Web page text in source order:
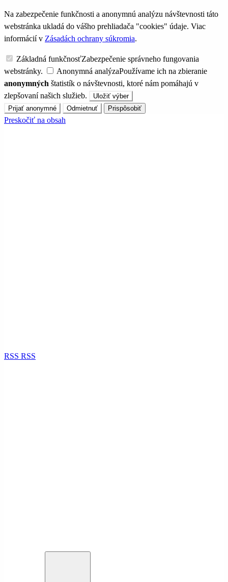
Na zabezpečenie funkčnosti a anonymnú analýzu návštevnosti táto
webstránka ukladá do vášho prehliadača "cookies" údaje. Viac
informácií v Zásadách ochrany súkromia.
Základná funkčnosťZabezpečenie správneho fungovania
webstránky.
Anonymná analýzaPoužívame ich na zbieranie
anonymných štatistík o návštevnosti, ktoré nám pomáhajú v
zlepšovaní našich služieb.
Uložiť výber
Prijať anonymné
Odmietnuť Prispôsobiť
Preskočiť na obsah
RSS RSS